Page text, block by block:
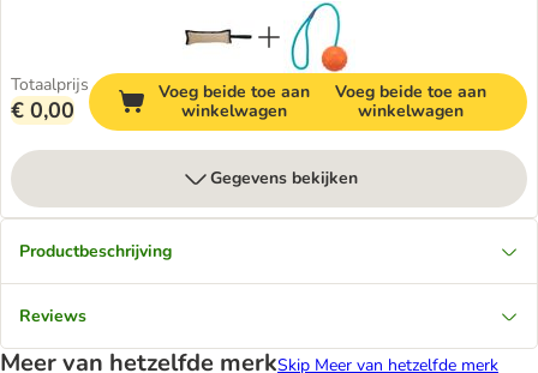
Totaalprijs
€ 0,00
Voeg beide toe aan
winkelwagen
Voeg beide toe aan
winkelwagen
Gegevens bekijken
Productbeschrijving
Reviews
Meer van hetzelfde merkSkip Meer van hetzelfde merk